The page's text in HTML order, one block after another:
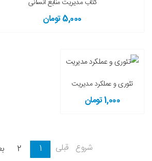
کتاب مدیریت منابع انسانی
5,000 تومان
تئوری و عملکرد مدیریت
1,000 تومان
شروع قبلی 1
2